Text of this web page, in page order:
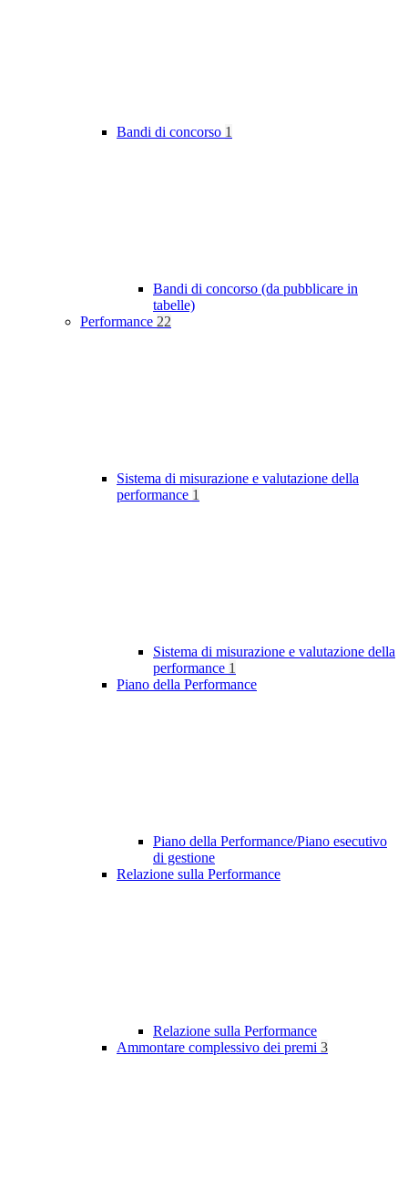
Bandi di concorso 1
Bandi di concorso (da pubblicare in
tabelle)
Performance 22
Sistema di misurazione e valutazione della
performance 1
Sistema di misurazione e valutazione della
performance 1
Piano della Performance
Piano della Performance/Piano esecutivo
di gestione
Relazione sulla Performance
Relazione sulla Performance
Ammontare complessivo dei premi 3